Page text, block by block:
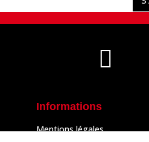
Informations
Mentions légales